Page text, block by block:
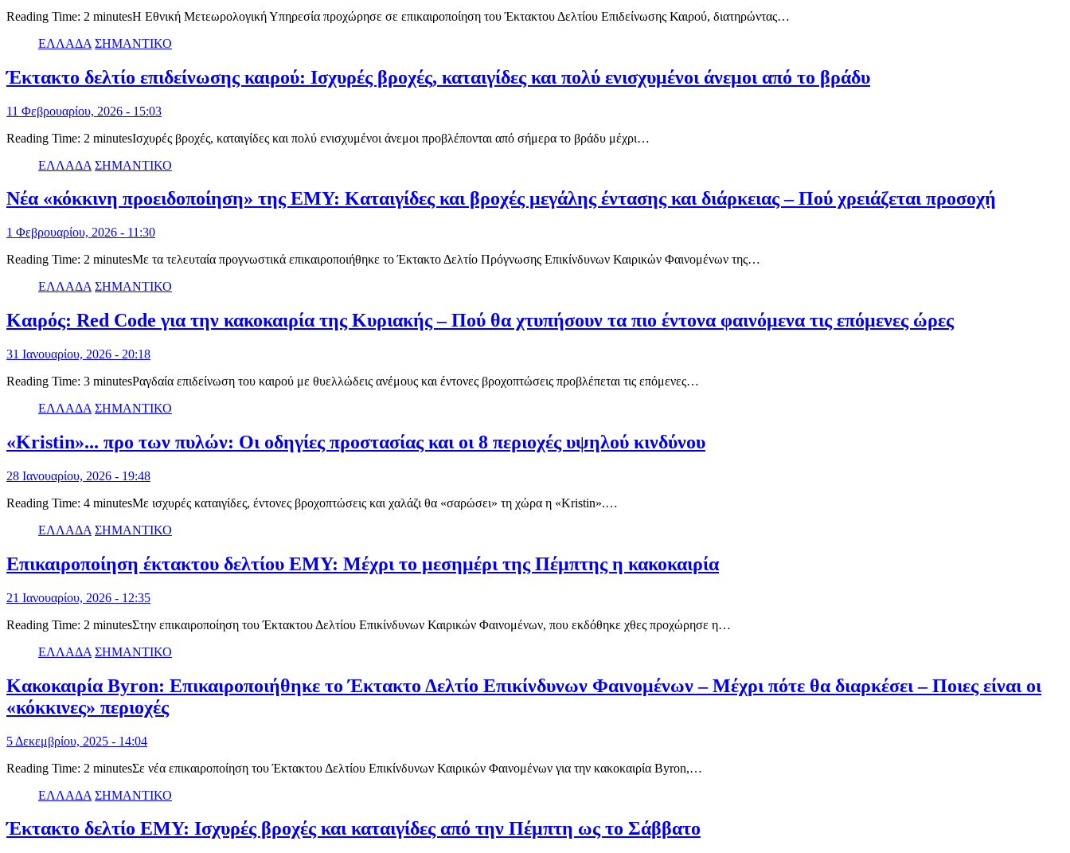
Reading Time: 2 minutesΗ Εθνική Μετεωρολογική Υπηρεσία προχώρησε σε επικαιροποίηση του Έκτακτου Δελτίου Επιδείνωσης Καιρού, διατηρώντας…
ΕΛΛΑΔΑ ΣΗΜΑΝΤΙΚΟ
Έκτακτο δελτίο επιδείνωσης καιρού: Ισχυρές βροχές, καταιγίδες και πολύ ενισχυμένοι άνεμοι από το βράδυ
11 Φεβρουαρίου, 2026 - 15:03
Reading Time: 2 minutesΙσχυρές βροχές, καταιγίδες και πολύ ενισχυμένοι άνεμοι προβλέπονται από σήμερα το βράδυ μέχρι…
ΕΛΛΑΔΑ ΣΗΜΑΝΤΙΚΟ
Νέα «κόκκινη προειδοποίηση» της ΕΜΥ: Καταιγίδες και βροχές μεγάλης έντασης και διάρκειας – Πού χρειάζεται προσοχή
1 Φεβρουαρίου, 2026 - 11:30
Reading Time: 2 minutesΜε τα τελευταία προγνωστικά επικαιροποιήθηκε το Έκτακτο Δελτίο Πρόγνωσης Επικίνδυνων Καιρικών Φαινομένων της…
ΕΛΛΑΔΑ ΣΗΜΑΝΤΙΚΟ
Καιρός: Red Code για την κακοκαιρία της Κυριακής – Πού θα χτυπήσουν τα πιο έντονα φαινόμενα τις επόμενες ώρες
31 Ιανουαρίου, 2026 - 20:18
Reading Time: 3 minutesΡαγδαία επιδείνωση του καιρού με θυελλώδεις ανέμους και έντονες βροχοπτώσεις προβλέπεται τις επόμενες…
ΕΛΛΑΔΑ ΣΗΜΑΝΤΙΚΟ
«Kristin»... προ των πυλών: Οι οδηγίες προστασίας και οι 8 περιοχές υψηλού κινδύνου
28 Ιανουαρίου, 2026 - 19:48
Reading Time: 4 minutesMε ισχυρές καταιγίδες, έντονες βροχοπτώσεις και χαλάζι θα «σαρώσει» τη χώρα η «Kristin».…
ΕΛΛΑΔΑ ΣΗΜΑΝΤΙΚΟ
Επικαιροποίηση έκτακτου δελτίου ΕΜΥ: Μέχρι το μεσημέρι της Πέμπτης η κακοκαιρία
21 Ιανουαρίου, 2026 - 12:35
Reading Time: 2 minutesΣτην επικαιροποίηση του Έκτακτου Δελτίου Επικίνδυνων Καιρικών Φαινομένων, που εκδόθηκε χθες προχώρησε η…
ΕΛΛΑΔΑ ΣΗΜΑΝΤΙΚΟ
Κακοκαιρία Byron: Επικαιροποιήθηκε το Έκτακτο Δελτίο Επικίνδυνων Φαινομένων – Μέχρι πότε θα διαρκέσει – Ποιες είναι οι
«κόκκινες» περιοχές
5 Δεκεμβρίου, 2025 - 14:04
Reading Time: 2 minutesΣε νέα επικαιροποίηση του Έκτακτου Δελτίου Επικίνδυνων Καιρικών Φαινομένων για την κακοκαιρία Byron,…
ΕΛΛΑΔΑ ΣΗΜΑΝΤΙΚΟ
Έκτακτο δελτίο ΕΜΥ: Ισχυρές βροχές και καταιγίδες από την Πέμπτη ως το Σάββατο